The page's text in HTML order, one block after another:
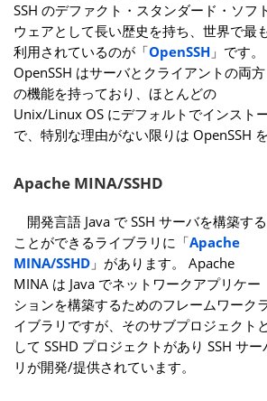
SSH のデファクト・スタンダード・ソフ
ウェアとして長い歴史を持ち、世界で最
利用されているのが「OpenSSH 」です。
OpenSSH はサーバとクライアントの両方
の機能を持っており、ほとんどの
Unix/Linux OS にデフォルトでインスト
で、特別な理由がない限りは OpenSSH
Apache MINA/SSHD
開発言語 Java で SSH サーバを構築する
ことができるライブラリに「Apache
MINA/SSHD 」があります。 Apache
MINA は Java でネットワークアプリケー
ションを構築するためのフレームワーク
イブラリですが、そのサブプロジェクトと
して SSHD プロジェクトがあり SSH サ
リが開発/提供されています。